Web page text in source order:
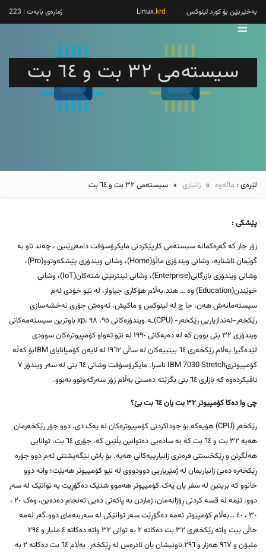
بەخێربێن بۆ کورد لینوکس .krd ژمارەی بابەت : 223
☰
سیستەمی ٣٢ بت و ٦٤ بت
لێرەی : ماڵەوە » زانیاری » سیستەمی ٣٢ بت و ٦٤ بت
پێشکی :
زۆر جار کە گەرەکمانە سیستەمی کارپێکردنی مایکرۆسۆفت دامەزرێنین ، چەند ناو بە
گوێمان ئاشنایە، وشانی ویندۆزی ماڵۆ(Home)، وشانی ویندۆزی پێشکەوتوو(Pro)،
وشانی ویندۆزی بازرگانی(Enterprise)، وشانی ئینترنێتی شتەکان(IoT)، وشانی
خوێندن(Education) وە … هتد.بەڵام هۆکاری جیاواز، لە نێو خۆدی ئەم
سیستەمانەش هەن، جا چ لە لینوکس و ماکیش. ئەوەش جۆری نەخشەسازی
رێکخەر-ئەندازیاریی رێکخەر- (CPU)ـە.ویندۆزەکانی ٩٥، ٩٨ ،xp باوترین سیستەمەکانی
ویندۆزی ٣٢ بتی بوون کە لە دەیەکانی ١٩٩٠ لە نێو تەواو کۆمپیوترەکان سوودی
لێدەگیرا.بەڵام رێکخەری ٦٤ بیتییەکان لە ساڵی ١٩٦٢ لە لایەن کۆمپانایای IBMبۆ کەڵە
کۆمپیوتریIBM 7030 Stretch ناسرا. مایکرۆسۆفت وشانی ٦٤ بتی لە سەر ویندۆز ٧
تاقیکردەوە کە بازاری ٦٤ بتی بگرێتە دەستی بەڵام زۆر سەرکەوتوو نەبوو.
چی وا دەکا کۆمپیوتر ٣٢ بت یان ٦٤ بت بێ؟
رێکخەر (CPU) هۆیەکە بۆ جوداکردنی کۆمپیوترەکان لە یەک دی. دوو جۆر رێکخەرمان
هەیە ٣٢ بت و ٦٤ بت کە بە سادەیی دەتوانین بڵێین کە، جۆری ٦٤ بت، توانایی
هەڵگرتن و ڕێکخستنی فرەتری زانیارییەکانی هەیە. بۆ باش تێگەیشتنی ئەم دوو جۆرە
ڕێکخەرە دەبێ زانیاریمان لە ژمێریاریی دوودووی لە نێو کۆمپیوتر هەبێت؛ واتە دوو
خانوو کە بریتین لە سفر یان یەک.کۆمیپوتر هەموو شتێک دەگۆڕیت بە توانێک لە سەر
دوو، ئێمە لە قسە کردنی ڕۆژانەمان، ژماردن بە پاکەتی دەیی ئەنجام دەدەین، وەک ٢٠ ،
٣٠ ، ٤٠ …بەڵام کۆمپیوتر ئەمە دەگۆڕێت سەر توانێکی لە سەربنەمای دوو.گەر لەمە
حاڵی بیت واتە رێکخەری ٣٢ بت دەکاتە ٢ بە توانی ٣٢ واتە دەکاتە ٤ ملیار و ٢٩٤
ملیۆن و ٩٦٧ هەزار و ٢٩٦ ناونیشان یان ئادرەس لە ڕێکخەر. بەڵام ٦٤ بت دەکاتە ٢ بە